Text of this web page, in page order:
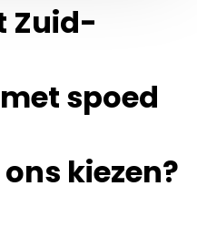
Zuid-
spoed
kiezen?